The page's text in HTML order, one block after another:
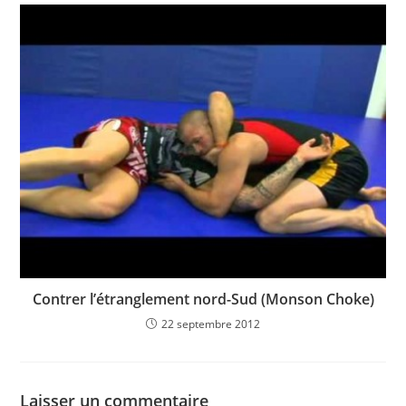
Contrer l’étranglement nord-Sud (Monson Choke)
22 septembre 2012
Laisser un commentaire